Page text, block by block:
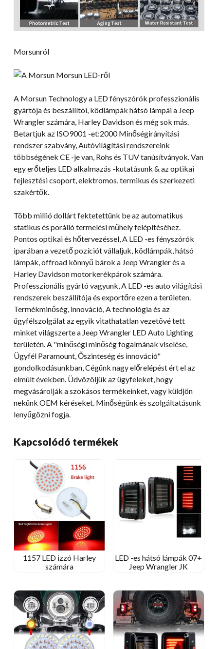
Morsunról
A Morsun Technology a LED fényszórók professzionális
gyártója és beszállítói, ködlámpák hátsó lámpái a Jeep
Wrangler számára, Harley Davidson és még sok más.
Betartjuk az ISO9001 -et:2000 Minőségirányítási
rendszer szabvány, Autóvilágítási rendszereink
többségének CE -je van, Rohs és TUV tanúsítványok. Van
egy erőteljes LED alkalmazás -kutatásunk & az optikai
fejlesztési csoport, elektromos, termikus és szerkezeti
szakértők.
Több millió dollárt fektetettünk be az automatikus
statikus és porálló termelési műhely felépítéséhez.
Pontos optikai és hőtervezéssel, A LED -es fényszórók
iparában a vezető pozíciót vállaljuk, ködlámpák, hátsó
lámpák, offroad könnyű bárok a Jeep Wrangler és a
Harley Davidson motorkerékpárok számára.
Professzionális gyártó vagyunk, A LED -es auto világítási
rendszerek beszállítója és exportőre ezen a területen.
Termékminőség, innováció, A technológia és az
ügyfélszolgálat az egyik vitathatatlan vezetõvé tett
minket világszerte a Jeep Wrangler LED Auto Lighting
területén. A "minőségi minőség fogalmának viselése,
Ügyfél Paramount, Őszinteség és innováció"
gondolkodásunkban, Cégünk nagy előrelépést ért el az
elmúlt években. Üdvözöljük az ügyfeleket, hogy
megvásárolják a szokásos termékeinket, vagy küldjön
nekünk OEM kéréseket. Minőségünk és szolgáltatásunk
lenyűgözni fogja.
Kapcsolódó termékek
1157 LED izzó Harley
számára
LED -es hátsó lámpák 07+
Jeep Wrangler JK